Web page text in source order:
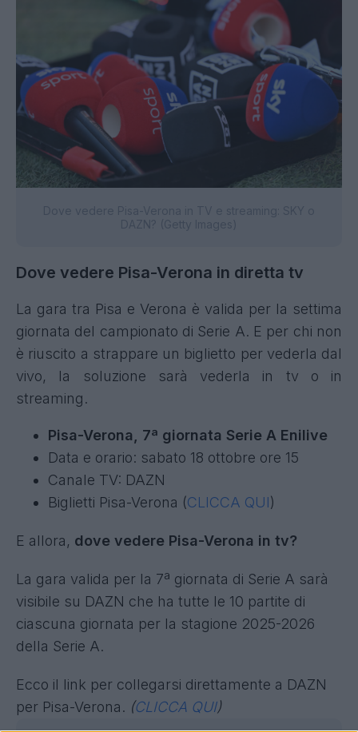
Dove vedere Pisa-Verona in diretta tv
La gara tra Pisa e Verona è valida per la settima
giornata del campionato di Serie A. E per chi non
è riuscito a strappare un biglietto per vederla dal
vivo, la soluzione sarà vederla in tv o in
streaming.
Pisa-Verona, 7ª giornata Serie A Enilive
Data e orario: sabato 18 ottobre ore 15
Canale TV: DAZN
Biglietti Pisa-Verona (CLICCA QUI)
E allora, dove vedere Pisa-Verona in tv?
La gara valida per la 7ª giornata di Serie A sarà
visibile su DAZN che ha tutte le 10 partite di
ciascuna giornata per la stagione 2025-2026
della Serie A.
Ecco il link per collegarsi direttamente a DAZN
per Pisa-Verona. (CLICCA QUI)